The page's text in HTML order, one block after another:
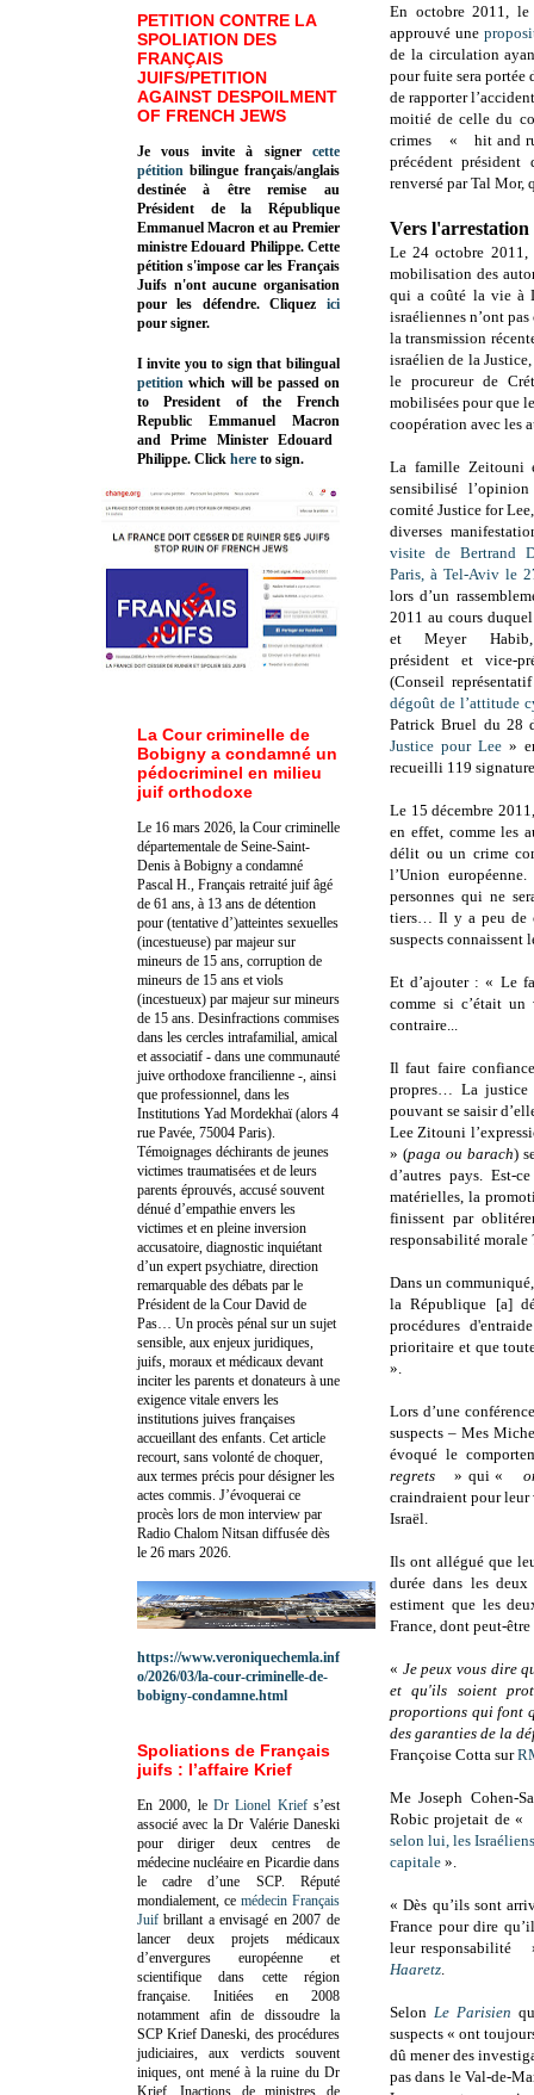
En octobre 2011,
approuvé une
de la circulation
pour fuite sera portée
de rapporter
moitié de celle du
crimes « hit and
précédent
renversé par Tal Mor,
Vers l'arrestation
Le 24 octobre
mobilisation des
qui a coûté la vie à
israéliennes n’ont
la transmission
israélien de la
le procureur de
mobilisées pour que
coopération avec les
La famille Zeitouni
sensibilisé
comité Justice for
diverses
visite de Bertrand
Paris, à Tel-Aviv le
lors d’un
2011 au cours
et Meyer Habib,
président et vice-
(Conseil
dégoût de l’attitude
Patrick Bruel du 28
Justice pour Lee »
recueilli 119
Le 15 décembre
en effet, comme les
délit ou un crime
l’Union
personnes qui ne
tiers… Il y a peu de
suspects
Et d’ajouter : « Le
comme si c’était
contraire...
Il faut faire
propres… La justice
pouvant se saisir
Lee Zitouni
» (paga ou barach)
d’autres pays. Est-
matérielles, la
finissent par
responsabilité morale
Dans un
la République [a]
procédures
prioritaire et que
».
Lors d’une
suspects – Mes
évoqué le
regrets » qui «
craindraient pour leur
Israël.
Ils ont allégué que
durée dans les
estiment que les
France, dont peut-
« Je peux vous dire
et qu'ils soient
proportions qui font
des garanties de la
Françoise Cotta sur
Me Joseph Cohen-
Robic projetait de
selon lui, les
capitale ».
« Dès qu’ils sont
France pour dire
leur responsabilité
Haaretz.
SelonLe Parisien
suspects « ont
dû mener des
pas dans le Val-de-
PETITION CONTRE LA
SPOLIATION DES
FRANÇAIS
JUIFS/PETITION
AGAINST DESPOILMENT
OF FRENCH JEWS
Je vous invite à signer cette
pétition bilingue français/anglais
destinée à être remise au
Président de la République
Emmanuel Macron et au Premier
ministre Edouard Philippe. Cette
pétition s'impose car les Français
Juifs n'ont aucune organisation
pour les défendre. Cliquez
ici
pour signer.
I invite you to sign that bilingual
petition which will be passed on
to President of the French
Republic Emmanuel Macron
and Prime MinisterEdouard
Philippe. Click here to sign.
La Cour criminelle de
Bobigny a condamné un
pédocriminel en milieu
juif orthodoxe
Le 16 mars 2026, la Cour criminelle
départementale de Seine-Saint-
Denis à Bobigny a condamné
Pascal H., Français retraité juif âgé
de 61 ans, à 13 ans de détention
pour (tentative d’)atteintes sexuelles
(incestueuse) par majeur sur
mineurs de 15 ans, corruption de
mineurs de 15 ans et viols
(incestueux) par majeur sur mineurs
de 15 ans. Desinfractions commises
dans les cercles intrafamilial, amical
et associatif - dans une communauté
juive orthodoxe francilienne -, ainsi
que professionnel, dans les
Institutions Yad Mordekhaï (alors 4
rue Pavée, 75004 Paris).
Témoignages déchirants de jeunes
victimes traumatisées et de leurs
parents éprouvés, accusé souvent
dénué d’empathie envers les
victimes et en pleine inversion
accusatoire, diagnostic inquiétant
d’un expert psychiatre, direction
remarquable des débats par le
Président de la Cour David de
Pas… Un procès pénal sur un sujet
sensible, aux enjeux juridiques,
juifs, moraux et médicaux devant
inciter les parents et donateurs à une
exigence vitale envers les
institutions juives françaises
accueillant des enfants. Cet article
recourt, sans volonté de choquer,
aux termes précis pour désigner les
actes commis. J’évoquerai ce
procès lors de mon interview par
Radio Chalom Nitsan diffusée dès
le 26 mars 2026.
https://www.veroniquechemla.inf
o/2026/03/la-cour-criminelle-de-
bobigny-condamne.html
Spoliations de Français
juifs : l’affaire Krief
En 2000, le Dr Lionel Kriefs’est
associé avec la Dr Valérie Daneski
pour diriger deux centres de
médecine nucléaire en Picardie dans
le cadre d’une SCP. Réputé
mondialement, ce médecin Français
Juif brillant a envisagé en 2007 de
lancer deux projets médicaux
d’envergures européenne et
scientifique dans cette région
française. Initiées en 2008
notamment afin de dissoudre la
SCP Krief Daneski, des procédures
judiciaires, aux verdicts souvent
iniques, ont mené à la ruine du Dr
Krief.Inactions de ministres de